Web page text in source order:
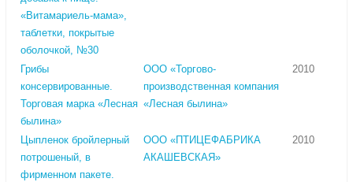
«Витамариель-мама»,
таблетки, покрытые
оболочкой, №30
Грибы
консервированные.
Торговая марка «Лесная
былина»
ООО «Торгово-
производственная компания
«Лесная былина»
2010
Цыпленок бройлерный
потрошеный, в
фирменном пакете.
ООО «ПТИЦЕФАБРИКА
АКАШЕВСКАЯ»
2010